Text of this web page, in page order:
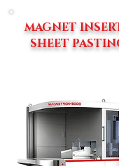
MAGNET
SHEET